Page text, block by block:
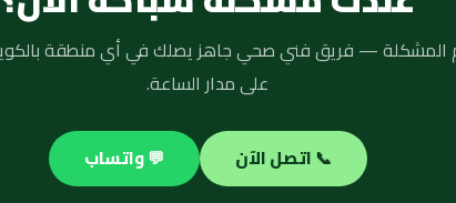
على مدار الساعة.
📞 اتصل الآن 💬 واتساب